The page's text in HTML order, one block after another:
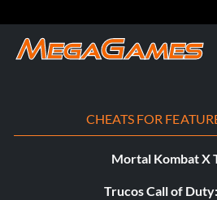
Bono
Presentado por Kevin McArdle
CHEATS FOR
Mortal Kombat X
Trucos Call of